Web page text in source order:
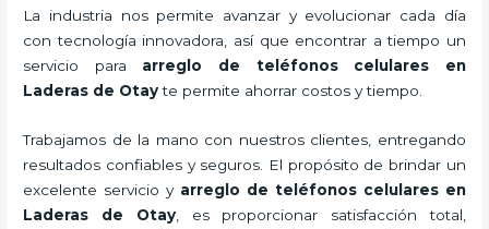
La industria nos permite avanzar y evolucionar cada día
con tecnología innovadora, así que encontrar a tiempo un
servicio para arreglo de teléfonos celulares en
Laderas de Otayte permite ahorrar costos y tiempo.
Trabajamos de la mano con nuestros clientes, entregando
resultados confiables y seguros. El propósito de brindar un
excelente servicio y arreglo de teléfonos celularesen
Laderas de Otay, es proporcionar satisfacción total,